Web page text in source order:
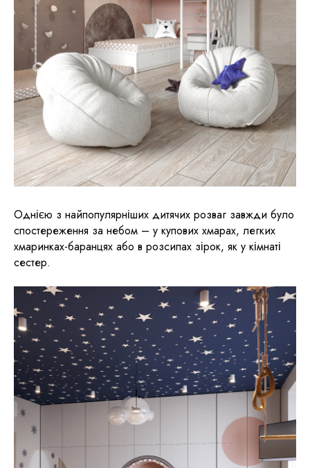
Однією з найпопулярніших дитячих розваг завжди було
спостереження за небом – у купових хмарах, легких
хмаринках-баранцях або в розсипах зірок, як у кімнаті
сестер.